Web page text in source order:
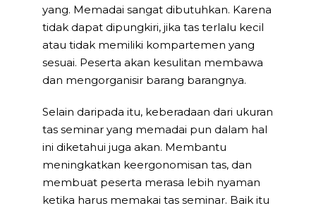
yang. Memadai sangat dibutuhkan. Karena
tidak dapat dipungkiri, jika tas terlalu kecil
atau tidak memiliki kompartemen yang
sesuai. Peserta akan kesulitan membawa
dan mengorganisir barang barangnya.
Selain daripada itu, keberadaan dari ukuran
tas seminar yang memadai pun dalam hal
ini diketahui juga akan. Membantu
meningkatkan keergonomisan tas, dan
membuat peserta merasa lebih nyaman
ketika harus memakai tas seminar. Baik itu